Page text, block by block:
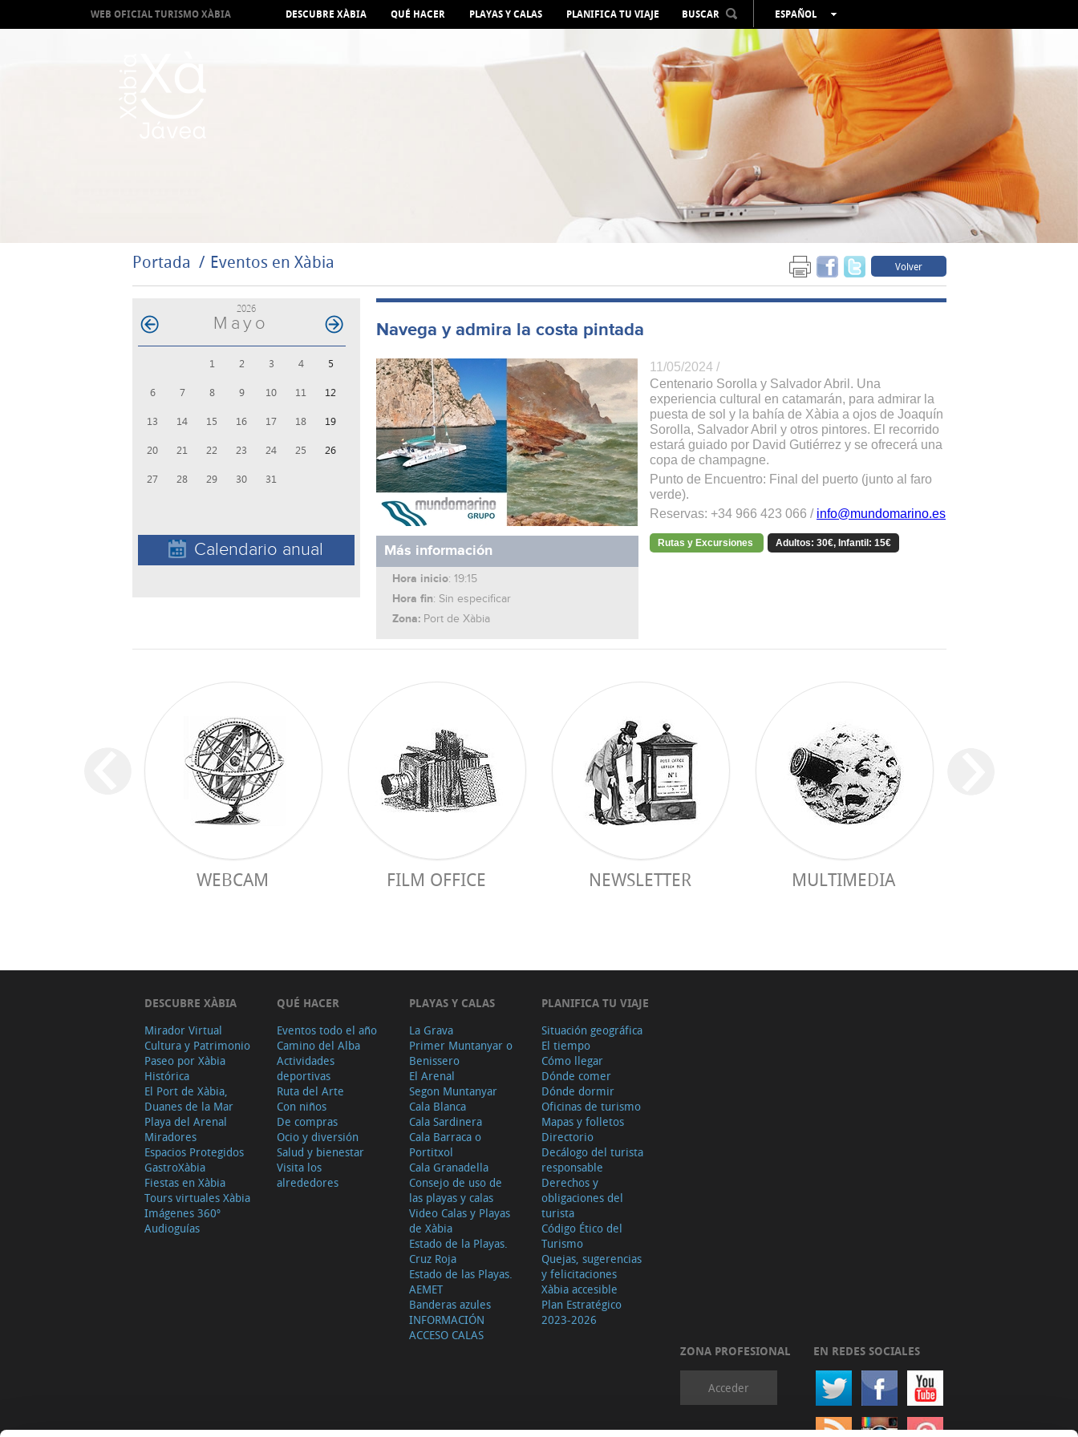
WEB OFICIAL TURISMO XÀBIA DESCUBRE XÀBIA QUÉ HACER PLAYAS Y CALAS PLANIFICA TU VIAJE BUSCAR
ESPAÑOL
VALENCIÀ
ENGLISH
FRANÇAIS
DEUTSCH
Portada Eventos en Xàbia Volver
2026
Mayo
1 2 3 4 5
6 7 8 9 10 11 12
13 14 15 16 17 18 19
20 21 22 23 24 25 26
27 28 29 30 31
Calendario anual
Navega y admira la costa pintada
Más información
Hora inicio: 19:15
Hora fin: Sin especificar
Zona: Port de Xàbia
11/05/2024 /
Centenario Sorolla y Salvador Abril. Una
experiencia cultural en catamarán, para admirar la
puesta de sol y la bahía de Xàbia a ojos de Joaquín
Sorolla, Salvador Abril y otros pintores. El recorrido
estará guiado por David Gutiérrez y se ofrecerá una
copa de champagne.
Punto de Encuentro: Final del puerto (junto al faro
verde).
Reservas: +34 966 423 066 / info@mundomarino.es
Rutas y Excursiones Adultos: 30€, Infantil: 15€
WEBCAM FILM OFFICE NEWSLETTER MULTIMEDIA
DESCUBRE XÀBIA
Mirador Virtual
Cultura y Patrimonio
Paseo por Xàbia
Histórica
El Port de Xàbia,
Duanes de la Mar
Playa del Arenal
Miradores
Espacios Protegidos
GastroXàbia
Fiestas en Xàbia
Tours virtuales Xàbia
Imágenes 360º
Audioguías
QUÉ HACER
Eventos todo el año
Camino del Alba
Actividades
deportivas
Ruta del Arte
Con niños
De compras
Ocio y diversión
Salud y bienestar
Visita los
alrededores
PLAYAS Y CALAS
La Grava
Primer Muntanyar o
Benissero
El Arenal
Segon Muntanyar
Cala Blanca
Cala Sardinera
Cala Barraca o
Portitxol
Cala Granadella
Consejo de uso de
las playas y calas
Video Calas y Playas
de Xàbia
Estado de la Playas.
Cruz Roja
Estado de las Playas.
AEMET
Banderas azules
INFORMACIÓN
ACCESO CALAS
PLANIFICA TU VIAJE
Situación geográfica
El tiempo
Cómo llegar
Dónde comer
Dónde dormir
Oficinas de turismo
Mapas y folletos
Directorio
Decálogo del turista
responsable
Derechos y
obligaciones del
turista
Código Ético del
Turismo
Quejas, sugerencias
y felicitaciones
Xàbia accesible
Plan Estratégico
2023-2026
ZONA PROFESIONAL
Acceder
EN REDES SOCIALES